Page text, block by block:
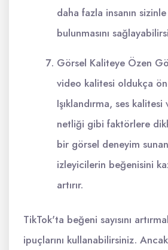
daha fazla insanın
bulunmasını
Görsel Kaliteye Özen
video kalitesi oldukça
Işıklandırma, ses
netliği gibi faktörlere
bir görsel deneyim
izleyicilerin beğenisini
artırır.
TikTok'ta beğeni sayısını
ipuçlarını kullanabilirsiniz.